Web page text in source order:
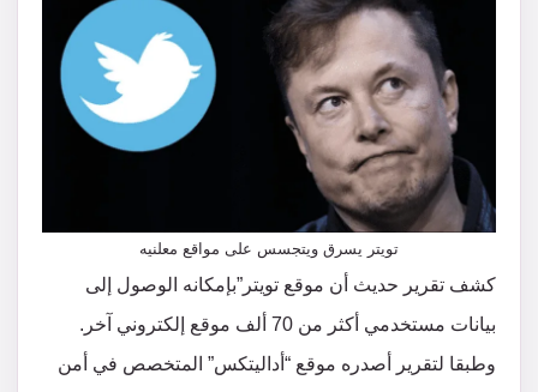
تويتر يسرق ويتجسس على مواقع معلنيه
كشف تقرير حديث أن موقع تويتر”بإمكانه الوصول إلى
بيانات مستخدمي أكثر من 70 ألف موقع إلكتروني آخر.
وطبقا لتقرير أصدره موقع “أداليتكس” المتخصص في أمن